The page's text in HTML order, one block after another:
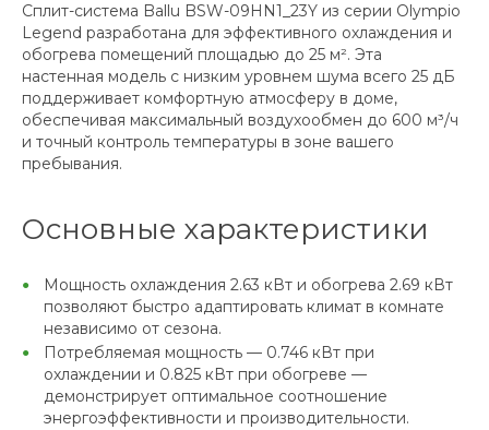
Сплит-система Ballu BSW-09HN1_23Y из серии Olympio
Legend разработана для эффективного охлаждения и
обогрева помещений площадью до 25 м². Эта
настенная модель с низким уровнем шума всего 25 дБ
поддерживает комфортную атмосферу в доме,
обеспечивая максимальный воздухообмен до 600 м³/ч
и точный контроль температуры в зоне вашего
пребывания.
Основные характеристики
Мощность охлаждения 2.63 кВт и обогрева 2.69 кВт
позволяют быстро адаптировать климат в комнате
независимо от сезона.
Потребляемая мощность — 0.746 кВт при
охлаждении и 0.825 кВт при обогреве —
демонстрирует оптимальное соотношение
энергоэффективности и производительности.